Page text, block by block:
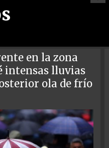
en la zona
intensas lluvias
ola de frío